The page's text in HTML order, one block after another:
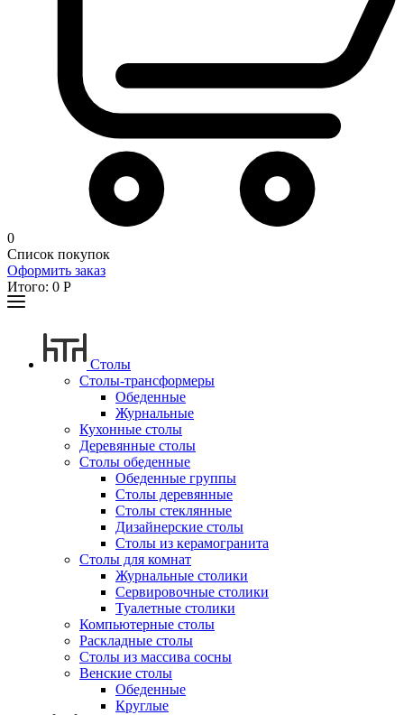
0
Список покупок
Оформить заказ
Итого: 0 Р
Столы
Столы-трансформеры
Обеденные
Журнальные
Кухонные столы
Деревянные столы
Столы обеденные
Обеденные группы
Столы деревянные
Столы стеклянные
Дизайнерские столы
Столы из керамогранита
Столы для комнат
Журнальные столики
Сервировочные столики
Туалетные столики
Компьютерные столы
Раскладные столы
Столы из массива сосны
Венские столы
Обеденные
Круглые